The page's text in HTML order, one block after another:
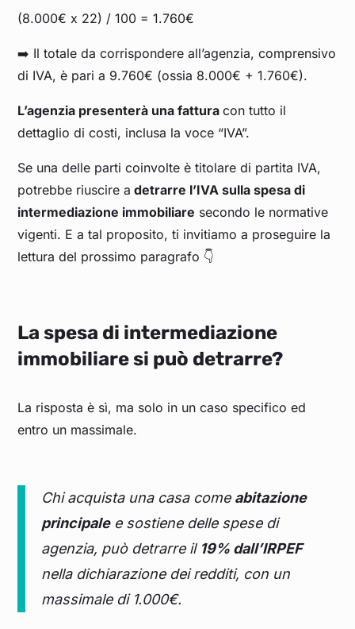
(8.000€ x 22) / 100 = 1.760€
➡️ Il totale da corrispondere all’agenzia, comprensivo
di IVA, è pari a 9.760€ (ossia 8.000€ + 1.760€).
L’agenzia presenterà una fatturacon tutto il
dettaglio di costi, inclusa la voce “IVA”.
Se una delle parti coinvolte è titolare di partita IVA,
potrebbe riuscire a detrarre l’IVA sulla spesa di
intermediazione immobiliare secondo le normative
vigenti. E a tal proposito, ti invitiamo a proseguire la
lettura del prossimo paragrafo 👇
La spesa di intermediazione
immobiliare si può detrarre?
La risposta è sì, ma solo in un caso specifico ed
entro un massimale.
Chi acquista una casa come abitazione
principalee sostiene delle spese di
agenzia, può detrarre il 19% dall’IRPEF
nella dichiarazione dei redditi, con un
massimale di 1.000€.